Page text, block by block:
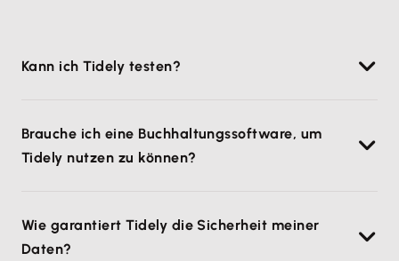
Kann ich Tidely testen?
kostenlos und unverbindlich testen. Innerhalb der
Testphase kannst du jederzeit ein Abonnement
Brauche ich eine Buchhaltungssoftware, um
Tidely nutzen zu können?
genutzt werden. Voraussetzung ist jedoch die
Anbindung an mindestens ein Bankkonto.
Wie garantiert Tidely die Sicherheit meiner
Daten?